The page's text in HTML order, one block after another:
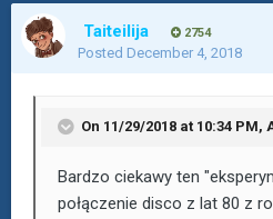
Taiteilija 2754
Posted December 4, 2018
On 11/29/2018 at 10:34 PM,
Bardzo ciekawy ten
połączenie disco z lat 80 z